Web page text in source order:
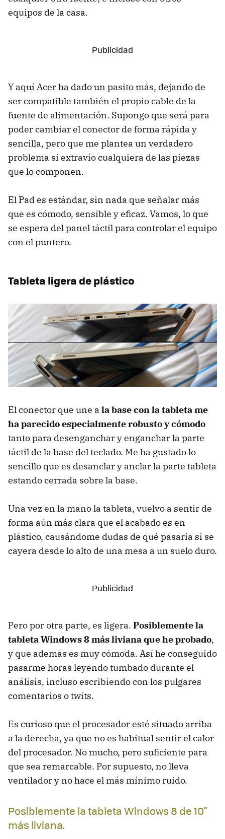
equipos de la casa.
Y aquí Acer ha dado un pasito más, dejando de
ser compatible también el propio cable de la
fuente de alimentación. Supongo que será para
poder cambiar el conector de forma rápida y
sencilla, pero que me plantea un verdadero
problema si extravío cualquiera de las piezas
que lo componen.
El Pad es estándar, sin nada que señalar más
que es cómodo, sensible y eficaz. Vamos, lo que
se espera del panel táctil para controlar el equipo
con el puntero.
Tableta ligera de plástico
El conector que une a la base con la tableta me
ha parecido especialmente robusto y cómodo
tanto para desenganchar y enganchar la parte
táctil de la base del teclado. Me ha gustado lo
sencillo que es desanclar y anclar la parte tableta
estando cerrada sobre la base.
Una vez en la mano la tableta, vuelvo a sentir de
forma aún más clara que el acabado es en
plástico, causándome dudas de qué pasaría si se
cayera desde lo alto de una mesa a un suelo duro.
Pero por otra parte, es ligera. Posiblemente la
tableta Windows 8 más liviana que he probado,
y que además es muy cómoda. Así he conseguido
pasarme horas leyendo tumbado durante el
análisis, incluso escribiendo con los pulgares
comentarios o twits.
Es curioso que el procesador esté situado arriba
a la derecha, ya que no es habitual sentir el calor
del procesador. No mucho, pero suficiente para
que sea remarcable. Por supuesto, no lleva
ventilador y no hace el más mínimo ruido.
Posiblemente la tableta Windows 8 de 10"
más liviana.